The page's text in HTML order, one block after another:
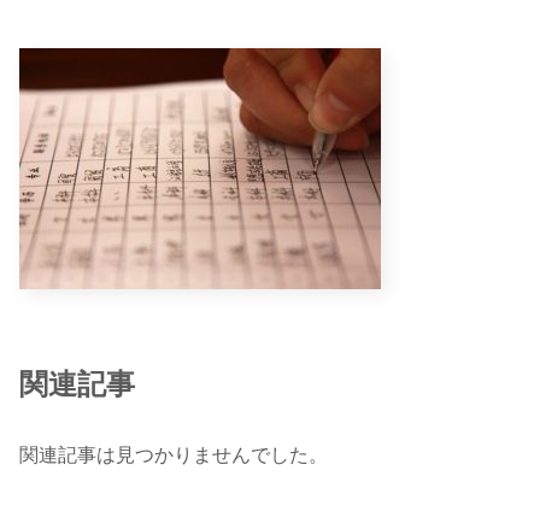
関連記事
関連記事は見つかりませんでした。